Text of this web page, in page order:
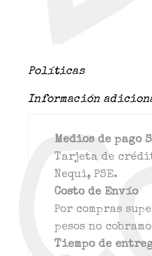
Políticas
Información
Medios de pago
Tarjeta de
Nequi, PSE.
Costo de Envío
Por compras
pesos no
Tiempo de